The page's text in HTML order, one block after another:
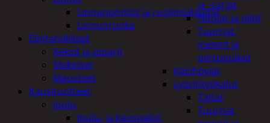
ja -sarjat
Nitojat ja niitit
Tuurnat,
meistit ja
piirtopuikot
Käsihöylät
Lyöntityökalut
Taltat
Tuurnat,
Linnunpöntöt ja ruokintalaudat
Linnunruoka
Elintarvikkeet
Keksit ja piparit
Makeiset
Mausteet
Kausituotteet
Joulu
Joulu- ja kausivalot